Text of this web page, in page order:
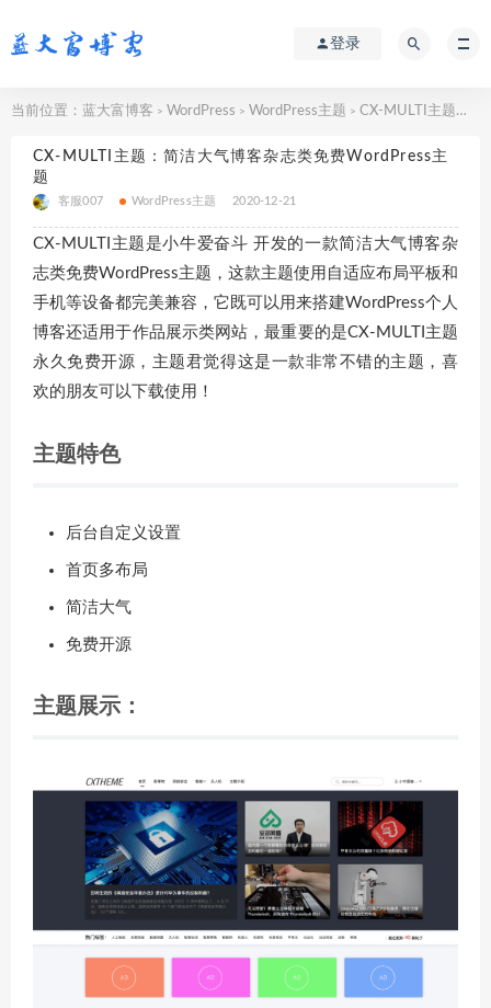
登录
当前位置： 蓝大富博客 > WordPress > WordPress主题 > CX-MULTI主题：简洁大气博客杂志类免费WordPress主题
CX-MULTI主题：简洁大气博客杂志类免费WordPress主
题
客服007 WordPress主题 2020-12-21
CX-MULTI主题是小牛爱奋斗 开发的一款简洁大气博客杂
志类免费WordPress主题，这款主题使用自适应布局平板和
手机等设备都完美兼容，它既可以用来搭建WordPress个人
博客还适用于作品展示类网站，最重要的是CX-MULTI主题
永久免费开源，主题君觉得这是一款非常不错的主题，喜
欢的朋友可以下载使用！
主题特色
后台自定义设置
首页多布局
简洁大气
免费开源
主题展示：